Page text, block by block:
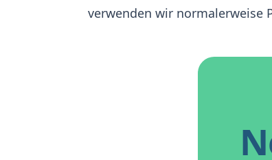
verwenden wir normalerweise